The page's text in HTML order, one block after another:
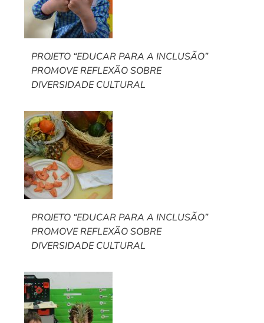
PROJETO “EDUCAR PARA A INCLUSÃO”
PROMOVE REFLEXÃO SOBRE
DIVERSIDADE CULTURAL
PROJETO “EDUCAR PARA A INCLUSÃO”
PROMOVE REFLEXÃO SOBRE
DIVERSIDADE CULTURAL